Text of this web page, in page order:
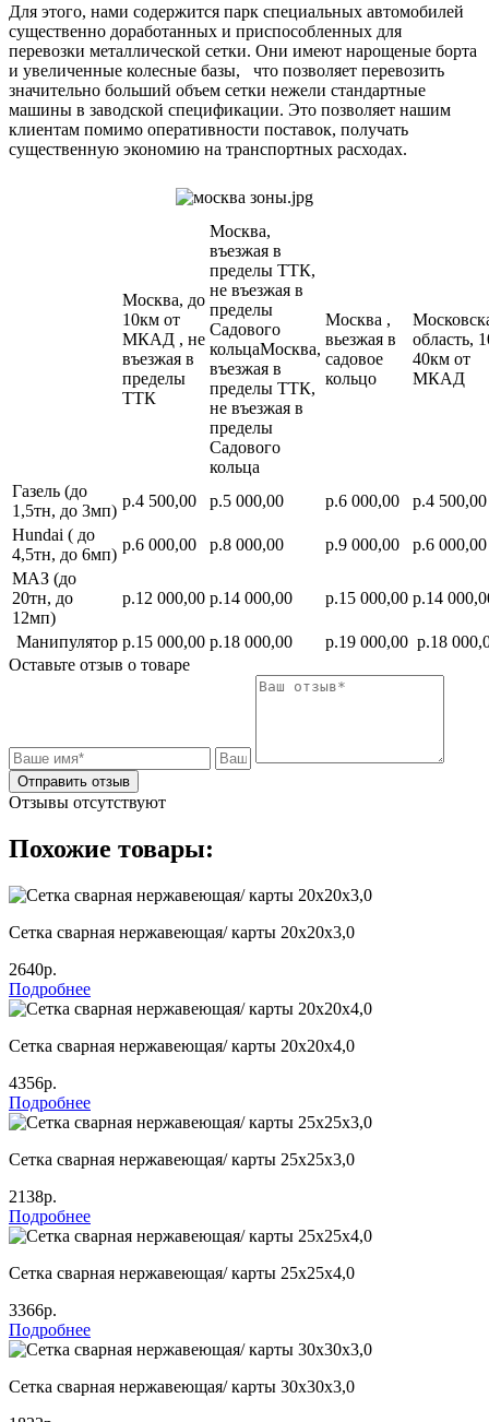
Для этого, нами содержится парк специальных автомобилей
существенно доработанных и приспособленных для
перевозки металлической сетки. Они имеют нарощеные борта
и увеличенные колесные базы, что позволяет перевозить
значительно больший объем сетки нежели стандартные
машины в заводской спецификации. Это позволяет нашим
клиентам помимо оперативности поставок, получать
существенную экономию на транспортных расходах.
Москва, до
10км от
МКАД , не
въезжая в
пределы
ТТК
Москва,
въезжая в
пределы ТТК,
не въезжая в
пределы
Садового
кольцаМосква,
въезжая в
пределы ТТК,
не въезжая в
пределы
Садового
кольца
Москва ,
вьезжая в
садовое
кольцо
область,
40км от
МКАД
Газель (до
1,5тн, до 3мп)
р.4 500,00 р.5 000,00 р.6 000,00
р.4 500,00
Hundai ( до
4,5тн, до 6мп)
р.6 000,00 р.8 000,00 р.9 000,00
р.6 000,00
МАЗ (до
20тн, до
12мп)
р.12 000,00 р.14 000,00 р.15 000,00 р.14
Манипулятор р.15 000,00 р.18 000,00 р.19 000,00 р.18
Оставьте отзыв о товаре
Отправить отзыв
Отзывы отсутствуют
Похожие товары:
Сетка сварная нержавеющая/ карты 20х20х3,0
2640р.
Подробнее
Сетка сварная нержавеющая/ карты 20х20х4,0
4356р.
Подробнее
Сетка сварная нержавеющая/ карты 25х25х3,0
2138р.
Подробнее
Сетка сварная нержавеющая/ карты 25х25х4,0
3366р.
Подробнее
Сетка сварная нержавеющая/ карты 30х30х3,0